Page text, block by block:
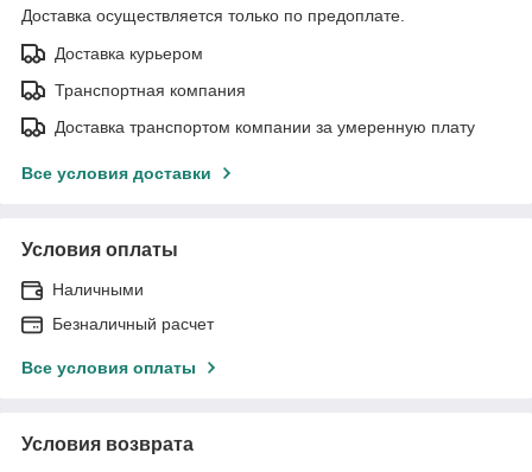
Доставка осуществляется только по предоплате.
Доставка курьером
Транспортная компания
Доставка транспортом компании за умеренную плату
Все условия доставки
Условия оплаты
Наличными
Безналичный расчет
Все условия оплаты
Условия возврата